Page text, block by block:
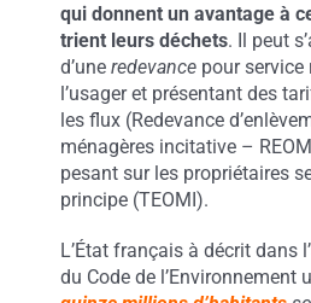
qui donnent un avantage à
trient leurs déchets. Il peut
d’une redevance pour service
l’usager et présentant des
les flux (Redevance
ménagères incitative –
pesant sur les propriétaires
principe (TEOMI).
L’État français à décrit dans
du Code de l’Environnement